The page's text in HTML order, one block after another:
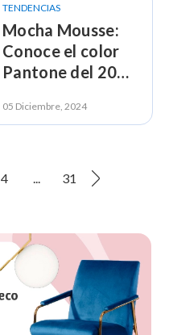
TENDENCIAS
Mocha Mousse:
Conoce el color
Pantone del 2025
decoración
05 Diciembre, 2024
4 31